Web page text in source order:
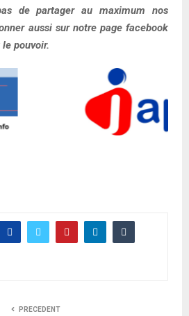
de partager au maximum nos
aussi sur notre page facebook
le pouvoir.
PRECEDENT